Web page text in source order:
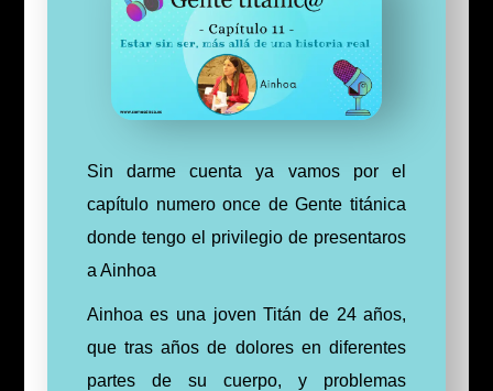
Sin darme cuenta ya vamos por el
capítulo numero once de Gente titánica
donde tengo el privilegio de presentaros
a Ainhoa
Ainhoa es una joven Titán de 24 años,
que tras años de dolores en diferentes
partes de su cuerpo, y problemas